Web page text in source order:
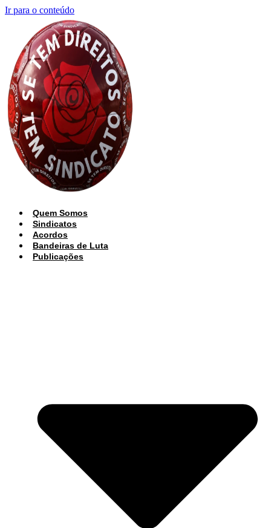
Ir para o conteúdo
Quem Somos
Sindicatos
Acordos
Bandeiras de Luta
Publicações